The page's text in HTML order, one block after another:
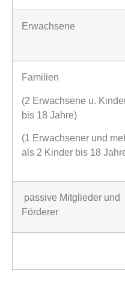
Erwachsene
Familien
(2 Erwachsene u.
bis 18 Jahre)
(1 Erwachsener und
als 2 Kinder bis 18
passive Mitglieder und
Förderer